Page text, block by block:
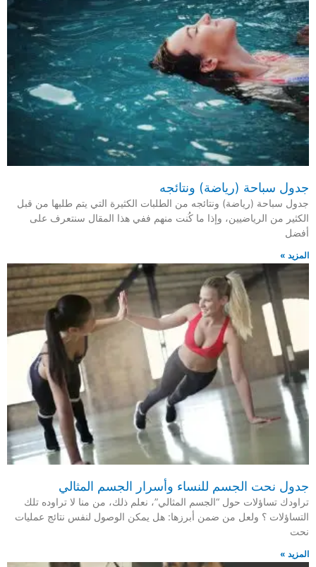
جدول ‎سباحة (رياضة) ونتائجه
جدول ‎سباحة (رياضة) ونتائجه من الطلبات الكثيرة التي يتم طلبها من قبل
الكثير من الرياضيين، وإذا ما كُنت منهم ففي هذا المقال سنتعرف على
أفضل
المزيد »
جدول نحت الجسم للنساء وأسرار الجسم المثالي
تراودك تساؤلات حول “الجسم المثالي”، نعلم ذلك، من منا لا تراوده تلك
التساؤلات ؟ ولعل من ضمن أبرزها: هل يمكن الوصول لنفس نتائج عمليات
نحت
المزيد »